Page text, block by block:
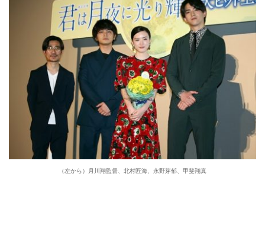
（左から）月川翔監督、北村匠海、永野芽郁、甲斐翔真